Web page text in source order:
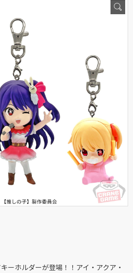
ーホルダーが登場！！アイ・アクア・